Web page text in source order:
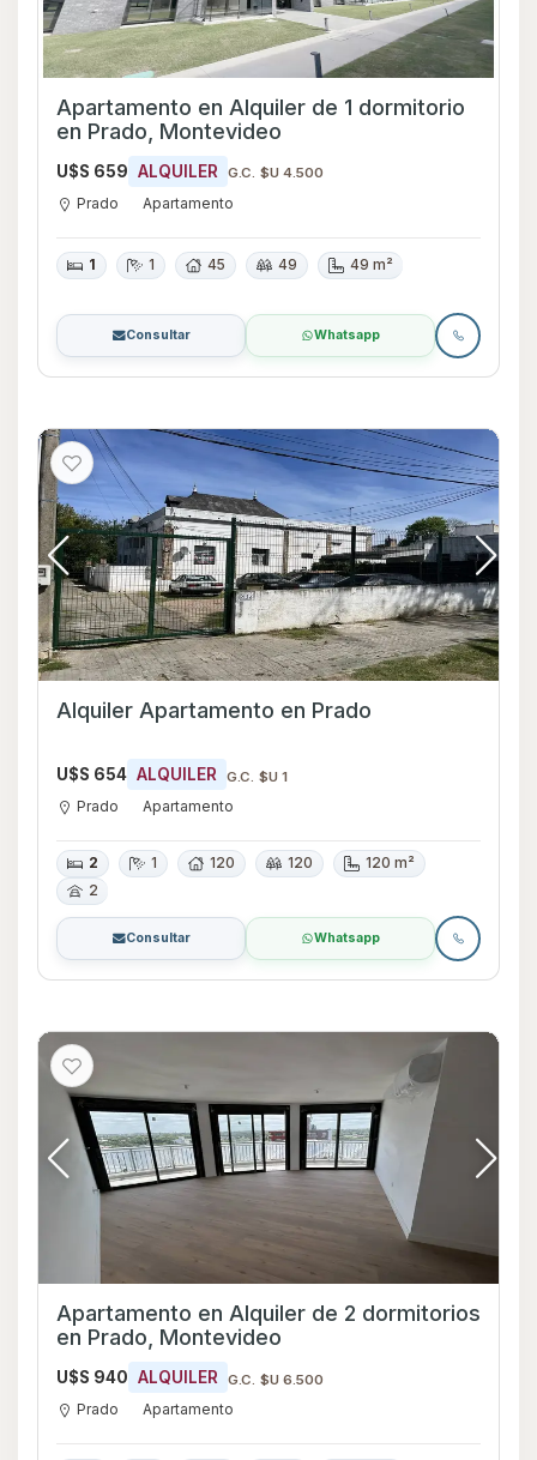
Apartamento en Alquiler de 1 dormitorio
en Prado, Montevideo
U$S 659 ALQUILER G.C. $U 4.500
Prado Apartamento
1 1 45 49 49 m²
Consultar Whatsapp
Alquiler Apartamento en Prado
U$S 654 ALQUILER G.C. $U 1
Prado Apartamento
2 1 120 120
120 m²
2
Consultar Whatsapp
Apartamento en Alquiler de 2 dormitorios
en Prado, Montevideo
U$S 940 ALQUILER G.C. $U 6.500
Prado Apartamento